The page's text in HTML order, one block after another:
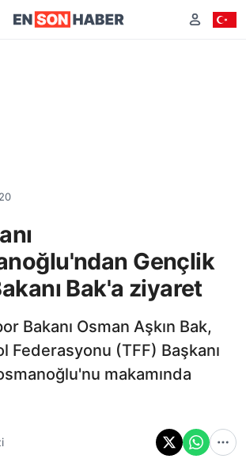
Gençlik
Bak'a ziyaret
Bakanı Osman Aşkın Bak,
Federasyonu (TFF) Başkanı
makamında